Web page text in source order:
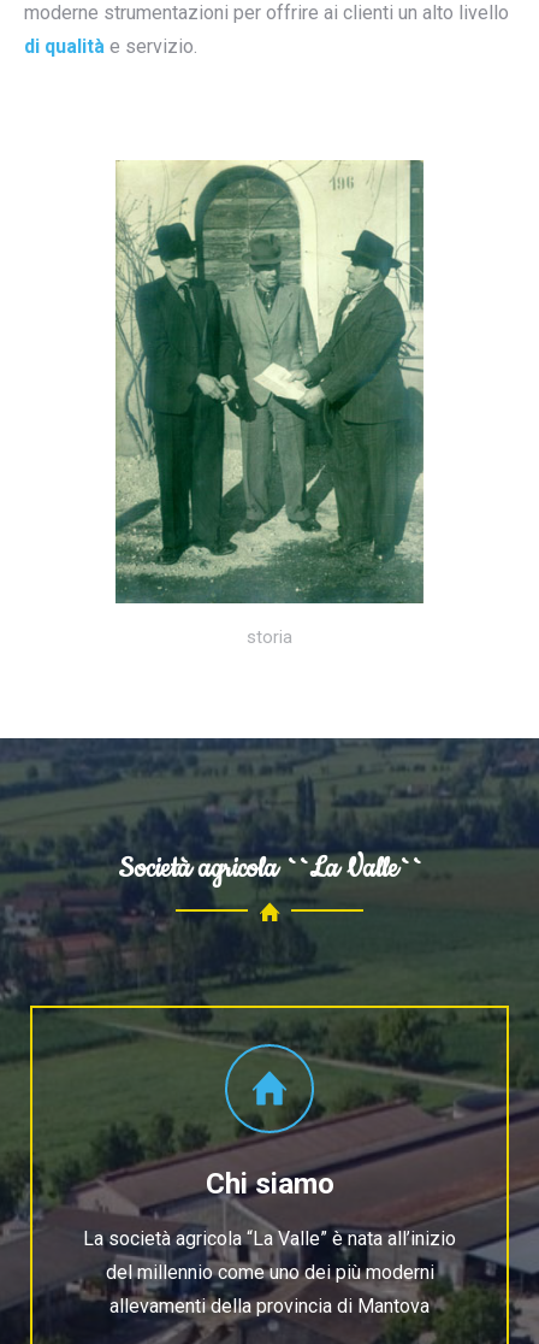
moderne strumentazioni per offrire ai clienti un alto livello
di qualità e servizio.
storia
Società agricola ``La Valle``
Chi siamo
La società agricola “La Valle” è nata all’inizio
del millennio come uno dei più moderni
allevamenti della provincia di Mantova